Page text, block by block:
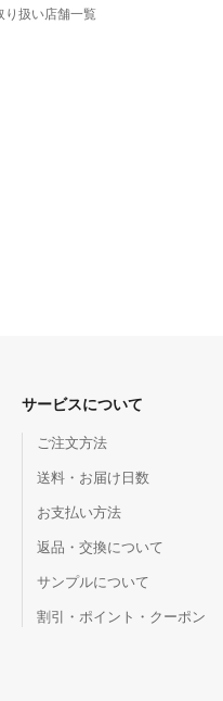
り扱い店舗一覧
サービスについて
ご注文方法
送料・お届け日数
お支払い方法
返品・交換について
サンプルについて
割引・ポイント・クーポン